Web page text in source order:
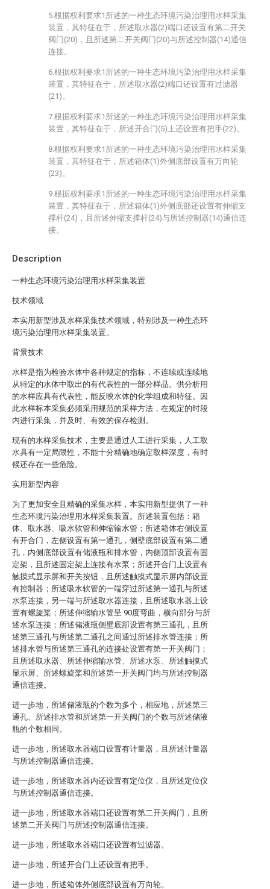
Description
一种生态环境污染治理用水样采集装置
技术领域
本实用新型涉及水样采集技术领域，特别涉及一种生态环
境污染治理用水样采集装置。
背景技术
水样是指为检验水体中各种规定的指标，不连续或连续地
从特定的水体中取出的有代表性的一部分样品。供分析用
的水样应具有代表性，能反映水体的化学组成和特征。因
此水样标本采集必须采用规范的采样方法，在规定的时段
内进行采集，并及时、有效的保存检测。
现有的水样采集技术，主要是通过人工进行采集，人工取
水具有一定局限性，不能十分精确地确定取样深度，有时
候还存在一些危险。
实用新型内容
为了更加安全且精确的采集水样，本实用新型提供了一种
生态环境污染治理用水样采集装置。所述装置包括：箱
体、取水器、吸水软管和伸缩输水管；所述箱体右侧设置
有开合门，左侧设置有第一通孔，侧壁底部设置有第二通
孔，内侧底部设置有储液瓶和排水管，内侧顶部设置有固
定架，且所述固定架上连接有水泵；所述开合门上设置有
触摸式显示屏和开关按钮，且所述触摸式显示屏内部设置
有控制器；所述吸水软管的一端穿过所述第一通孔与所述
水泵连接，另一端与所述取水器连接，且所述取水器上设
置有螺旋桨；所述伸缩输水管呈 90度弯曲，横向部分与所
述水泵连接；所述储液瓶侧壁底部设置有第三通孔，且所
述第三通孔与所述第二通孔之间通过所述排水管连接；所
述排水管与所述第三通孔的连接处设置有第一开关阀门；
且所述取水器、所述伸缩输水管、所述水泵、所述触摸式
显示屏、所述螺旋桨和所述第一开关阀门均与所述控制器
通信连接。
进一步地，所述储液瓶的个数为多个，相应地，所述第三
通孔、所述排水管和所述第一开关阀门的个数与所述储液
瓶的个数相同。
进一步地，所述取水器端口设置有计量器，且所述计量器
与所述控制器通信连接。
进一步地，所述取水器内还设置有定位仪，且所述定位仪
与所述控制器通信连接。
进一步地，所述取水器端口还设置有第二开关阀门，且所
述第二开关阀门与所述控制器通信连接。
进一步地，所述取水器端口还设置有过滤器。
进一步地，所述开合门上还设置有把手。
进一步地，所述箱体外侧底部设置有万向轮。
5.根据权利要求1所述的一种生态环境污染治理用水样采集
装置，其特征在于，所述取水器(2)端口还设置有第二开关
阀门(20)，且所述第二开关阀门(20)与所述控制器(14)通信
连接。
6.根据权利要求1所述的一种生态环境污染治理用水样采集
装置，其特征在于，所述取水器(2)端口还设置有过滤器
(21)。
7.根据权利要求1所述的一种生态环境污染治理用水样采集
装置，其特征在于，所述开合门(5)上还设置有把手(22)。
8.根据权利要求1所述的一种生态环境污染治理用水样采集
装置，其特征在于，所述箱体(1)外侧底部设置有万向轮
(23)。
9.根据权利要求1所述的一种生态环境污染治理用水样采集
装置，其特征在于，所述箱体(1)外侧底部还设置有伸缩支
撑杆(24)，且所述伸缩支撑杆(24)与所述控制器(14)通信连
接。